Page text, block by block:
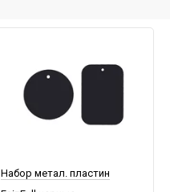
Набор метал. пластин